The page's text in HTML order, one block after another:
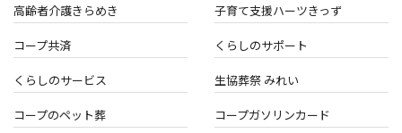
高齢者介護きらめき 子育て支援ハーツきっず
コープ共済 くらしのサポート
くらしのサービス 生協葬祭 みれい
コープのペット葬 コープガソリンカード